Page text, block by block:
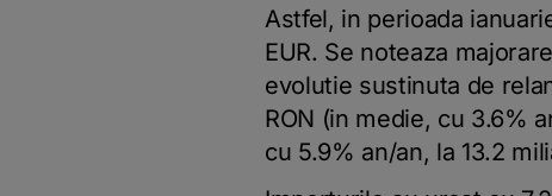
Astfel, in perioada
EUR. Se noteaza
evolutie sustinuta de
RON (in medie, cu 3.6%
cu 5.9% an/an, la 13.2